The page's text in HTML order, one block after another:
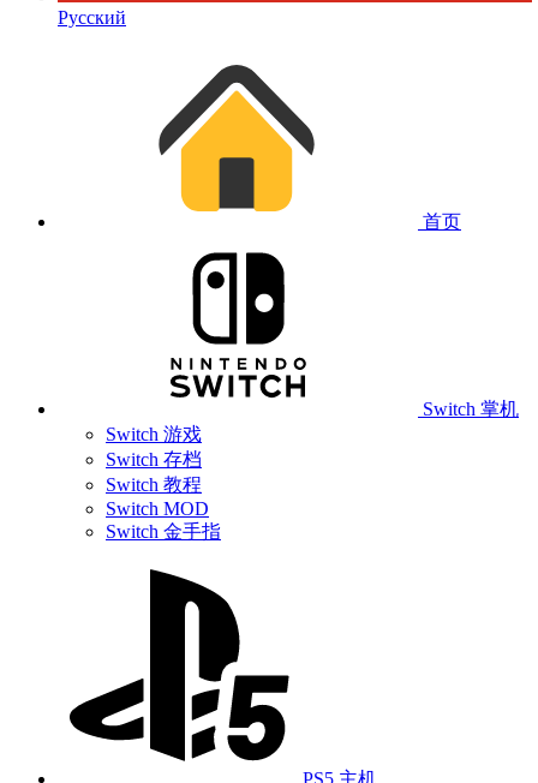
Русский
首页
Switch 掌机
Switch 游戏
Switch 存档
Switch 教程
Switch MOD
Switch 金手指